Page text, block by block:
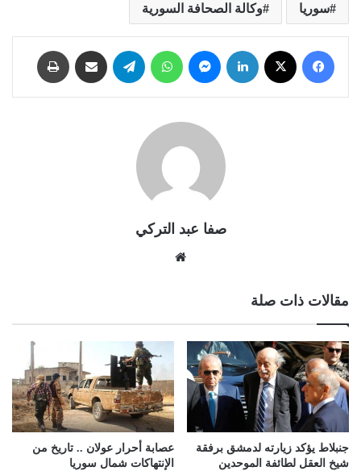
سوريا وكالة الصحافة السورية
فيسبوك لينكدإن ماسنجر واتساب تيلقرام مشاركة عبر البريد
صفا عبد التركي
مقالات ذات صلة
جنبلاط يؤكد زيارته لدمشق برفقة
شيخ العقل لطائفة الموحدين
عصابة أحرار عولان .. تاريخ من
الإنتهاكات شمال سوريا